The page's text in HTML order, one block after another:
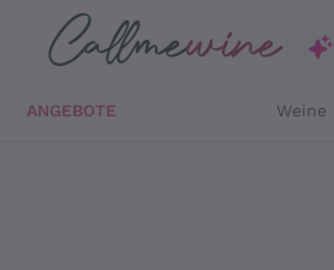
Zum Hauptinhalt springen
ANGEBOTE Weine